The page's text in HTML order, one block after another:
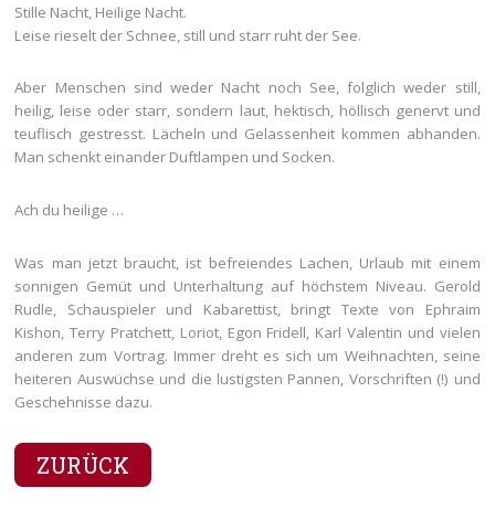
Stille Nacht, Heilige Nacht.
Leise rieselt der Schnee, still und starr ruht der See.
Aber Menschen sind weder Nacht noch See, folglich weder still,
heilig, leise oder starr, sondern laut, hektisch, höllisch genervt und
teuflisch gestresst. Lächeln und Gelassenheit kommen abhanden.
Man schenkt einander Duftlampen und Socken.
Ach du heilige …
Was man jetzt braucht, ist befreiendes Lachen, Urlaub mit einem
sonnigen Gemüt und Unterhaltung auf höchstem Niveau. Gerold
Rudle, Schauspieler und Kabarettist, bringt Texte von Ephraim
Kishon, Terry Pratchett, Loriot, Egon Fridell, Karl Valentin und vielen
anderen zum Vortrag. Immer dreht es sich um Weihnachten, seine
heiteren Auswüchse und die lustigsten Pannen, Vorschriften (!) und
Geschehnisse dazu.
ZURÜCK